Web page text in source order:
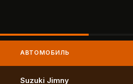
АВТОМОБИЛЬ